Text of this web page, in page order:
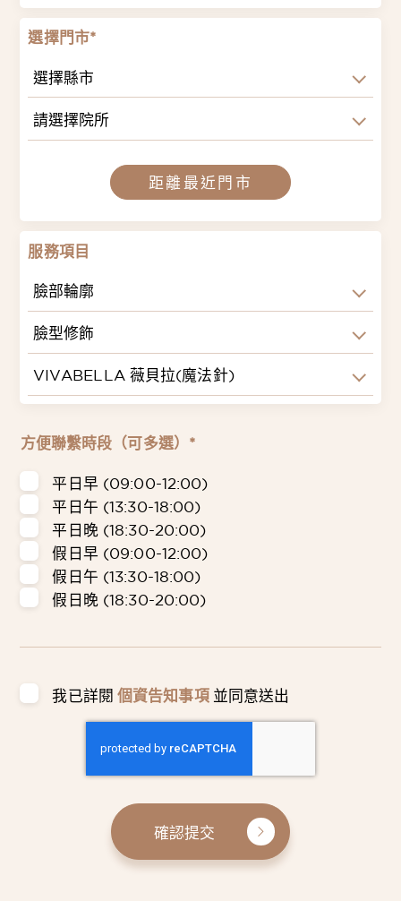
選擇門市*
選擇縣市
請選擇院所
距離最近門市
服務項目
臉部輪廓
臉型修飾
VIVABELLA 薇貝拉(魔法針)
方便聯繫時段（可多選）*
平日早 (09:00-12:00)
平日午 (13:30-18:00)
平日晚 (18:30-20:00)
假日早 (09:00-12:00)
假日午 (13:30-18:00)
假日晚 (18:30-20:00)
我已詳閱 個資告知事項 並同意送出
確認提交